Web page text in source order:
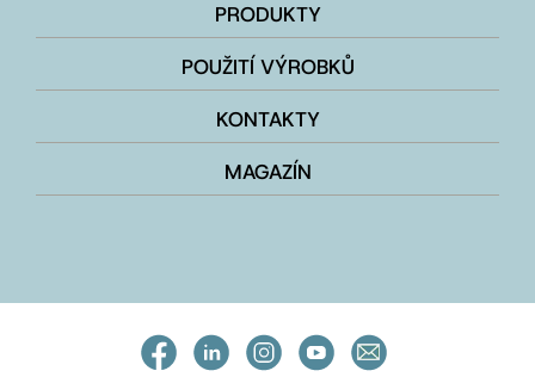
PRODUKTY
POUŽITÍ VÝROBKŮ
KONTAKTY
MAGAZÍN